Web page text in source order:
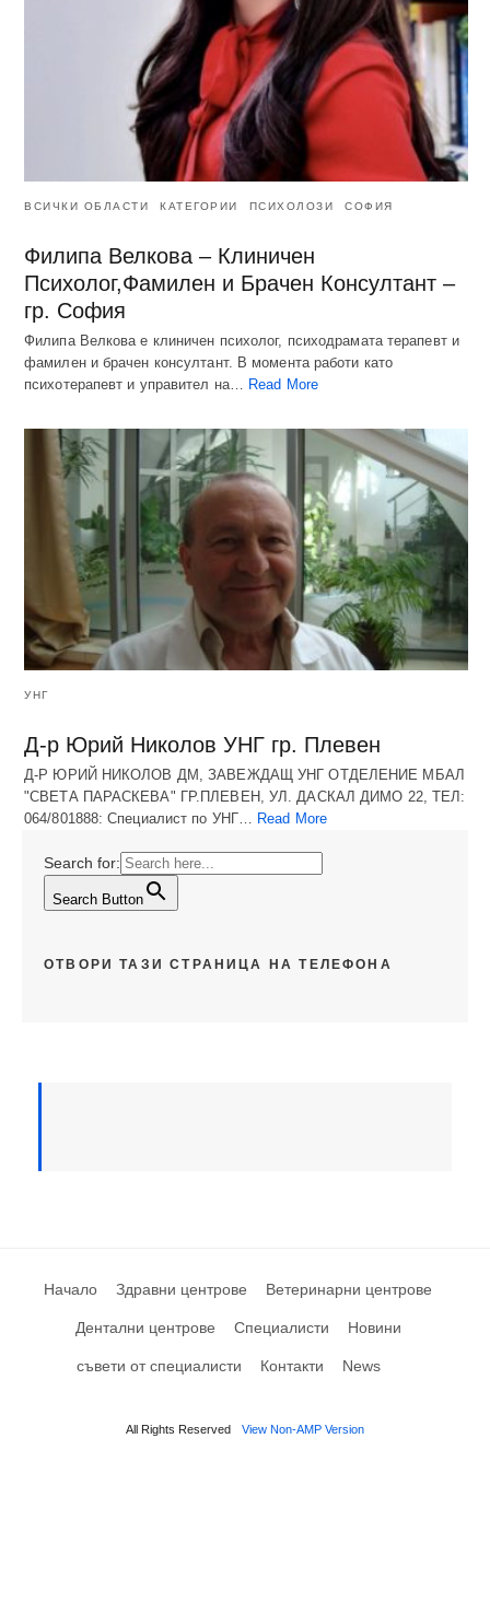
ВСИЧКИ ОБЛАСТИ КАТЕГОРИИ ПСИХОЛОЗИ СОФИЯ
Филипа Велкова – Клиничен
Психолог,Фамилен и Брачен Консултант –
гр. София
Филипа Велкова е клиничен психолог, психодрамата терапевт и
фамилен и брачен консултант. В момента работи като
психотерапевт и управител на… Read More
УНГ
Д-р Юрий Николов УНГ гр. Плевен
Д-Р ЮРИЙ НИКОЛОВ ДМ, ЗАВЕЖДАЩ УНГ ОТДЕЛЕНИЕ МБАЛ
"СВЕТА ПАРАСКЕВА" ГР.ПЛЕВЕН, УЛ. ДАСКАЛ ДИМО 22, ТЕЛ:
064/801888: Специалист по УНГ… Read More
Search for:
Search Button
ОТВОРИ ТАЗИ СТРАНИЦА НА ТЕЛЕФОНА
Начало Здравни центрове Ветеринарни центрове
Дентални центрове Специалисти Новини
съвети от специалисти Контакти News
All Rights Reserved View Non-AMP Version